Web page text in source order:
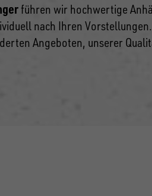
führen wir hochwertige
nach Ihren
Angeboten, unserer